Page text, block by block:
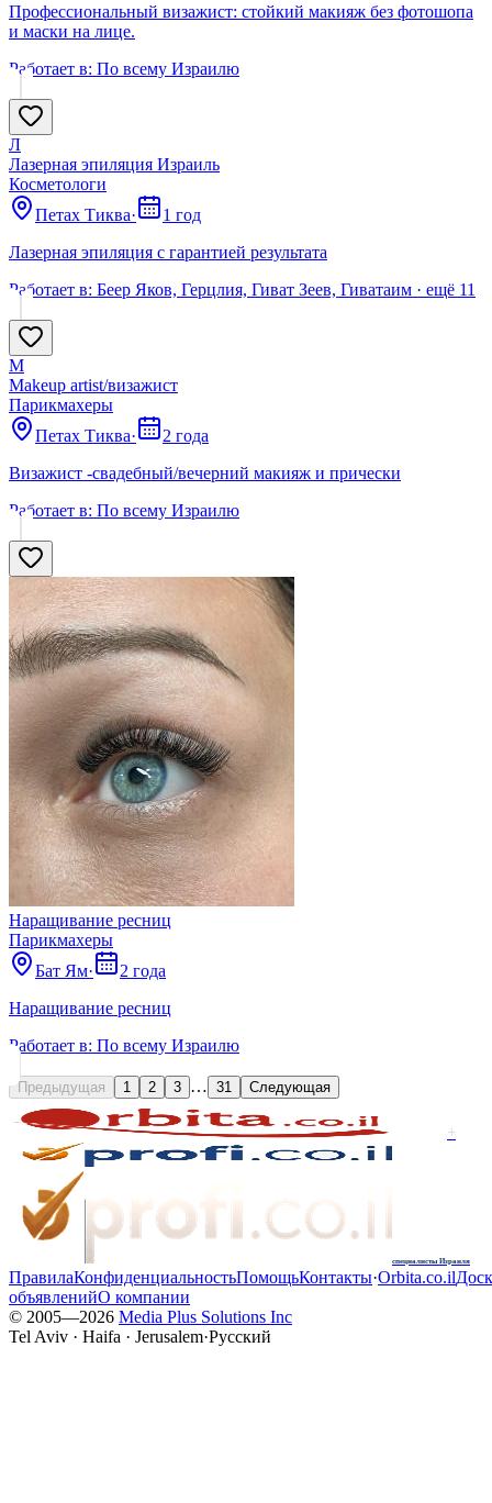
Профессиональный визажист: стойкий макияж без фотошопа
и маски на лице.
Работает в: По всему Израилю
Л
Лазерная эпиляция Израиль
Косметологи
Петах Тиква·
1 год
Лазерная эпиляция с гарантией результата
Работает в: Беер Яков, Герцлия, Гиват Зеев, Гиватаим · ещё 11
M
Makeup artist/визажист
Парикмахеры
Петах Тиква·
2 года
Визажист -свадебный/вечерний макияж и прически
Работает в: По всему Израилю
Наращивание ресниц
Парикмахеры
Бат Ям·
2 года
Наращивание ресниц
Работает в: По всему Израилю
Предыдущая 1 2 3 … 31 Следующая
+
специалисты Израиля
ПравилаКонфиденциальностьПомощьКонтакты·Orbita.co.il
объявленийО компании
© 2005—2026 Media Plus Solutions Inc
Tel Aviv · Haifa · Jerusalem·Русский